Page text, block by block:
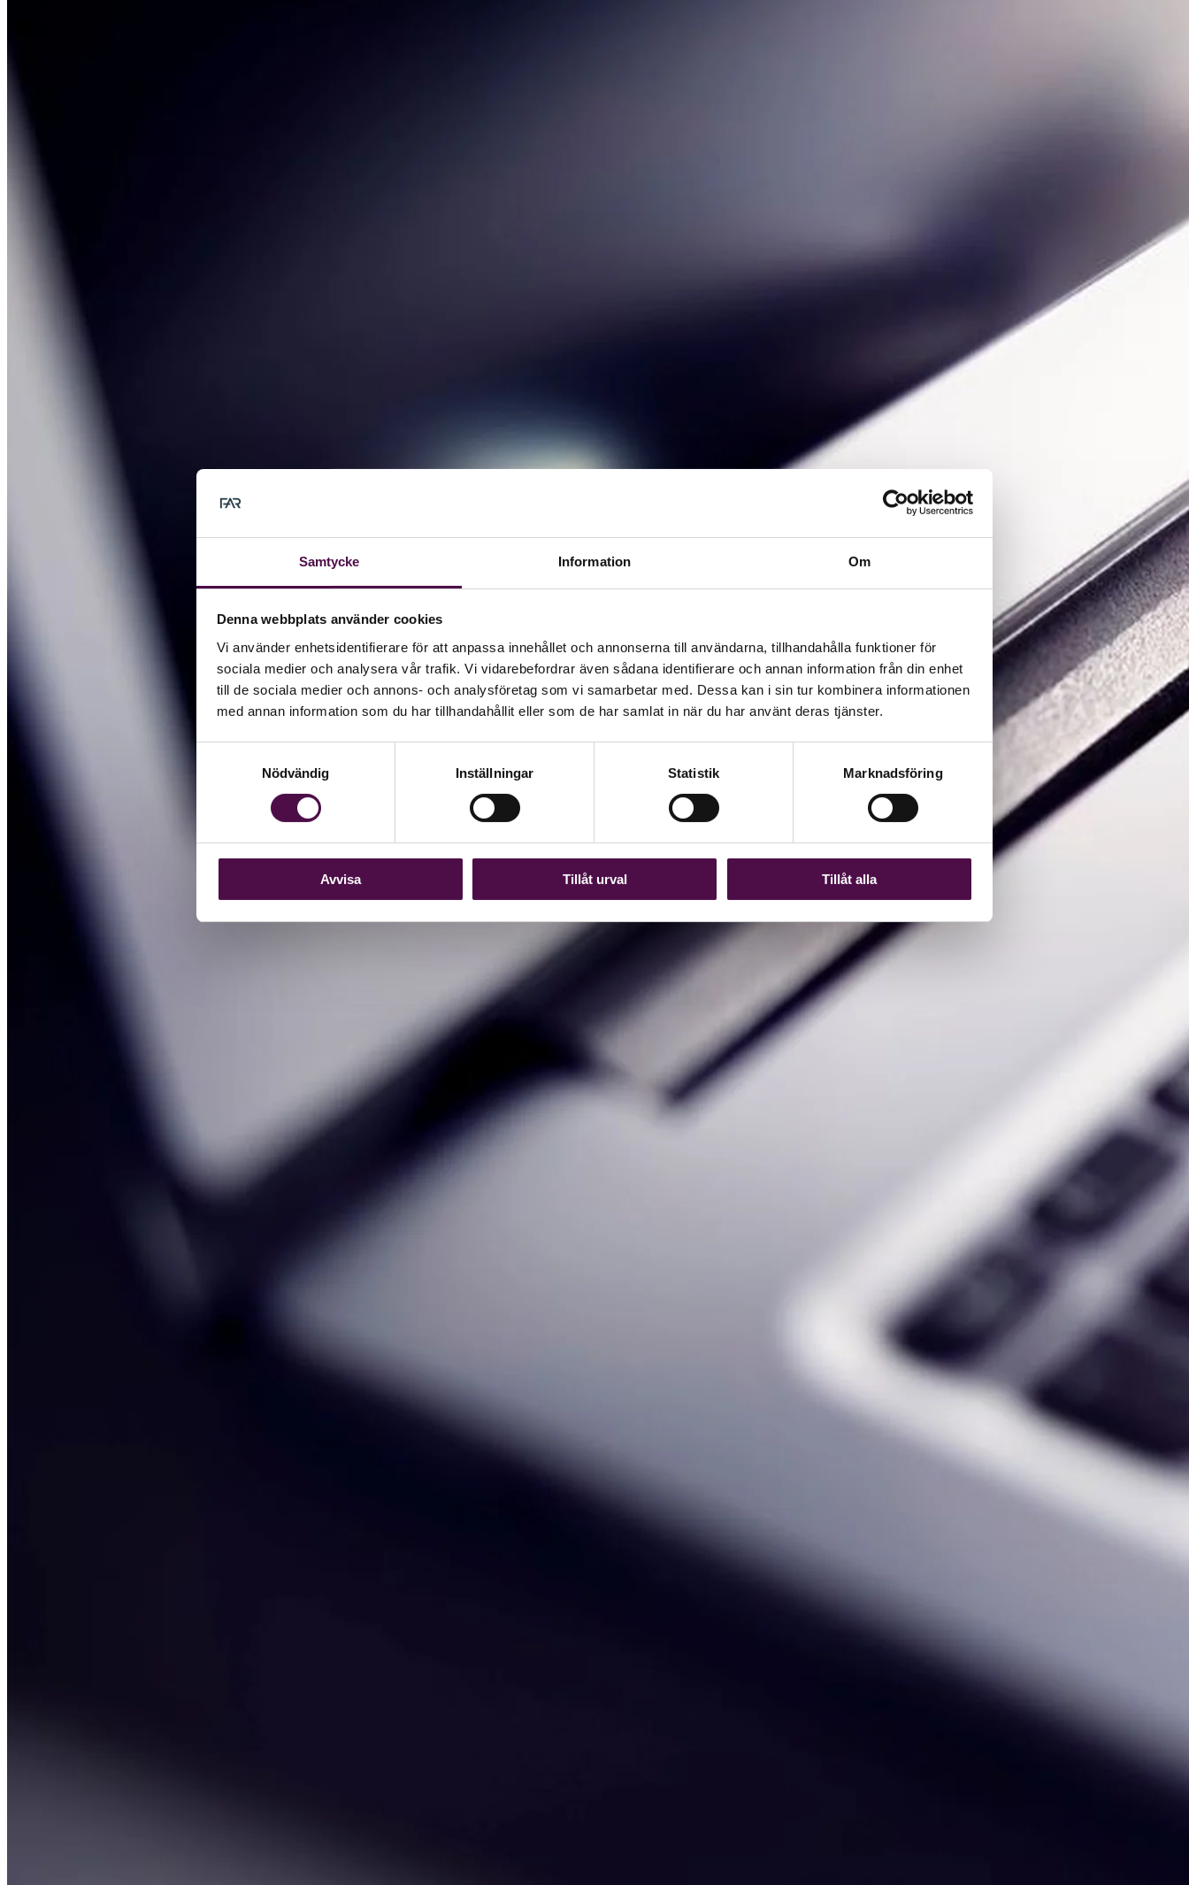
Samtycke Information Om
Denna webbplats använder cookies
Vi använder enhetsidentifierare för att anpassa innehållet och annonserna till användarna, tillhandahålla funktioner för
sociala medier och analysera vår trafik. Vi vidarebefordrar även sådana identifierare och annan information från din enhet
till de sociala medier och annons- och analysföretag som vi samarbetar med. Dessa kan i sin tur kombinera informationen
med annan information som du har tillhandahållit eller som de har samlat in när du har använt deras tjänster.
Nödvändig
Inställningar Statistik Marknadsföring
Avvisa Tillåt urval Tillåt alla